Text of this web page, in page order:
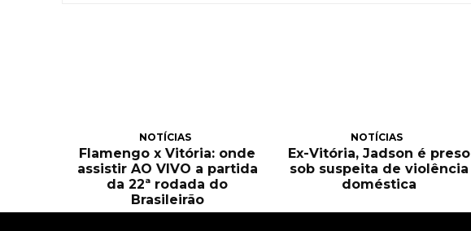
NOTÍCIAS
Flamengo x Vitória: onde
assistir AO VIVO a partida
da 22ª rodada do
Brasileirão
NOTÍCIAS
Ex-Vitória, Jadson é preso
sob suspeita de violência
doméstica